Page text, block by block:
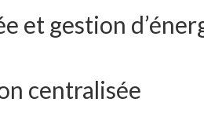
et gestion
centralisée